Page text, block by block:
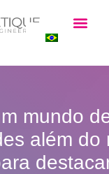
mundo
além do